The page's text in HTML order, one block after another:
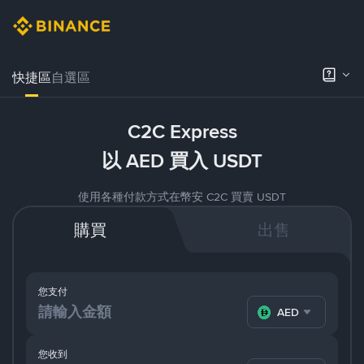
快捷區自選區
C2C Express
以 AED 買入 USDT
使用各種付款方式在幣安 C2C 買賣 USDT
購買 出售
您支付
AED
您收到